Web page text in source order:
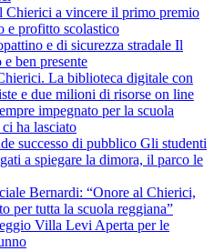
Chierici a vincere il primo premio
e profitto scolastico
e di sicurezza stradale Il
ben presente
La biblioteca digitale con
e due milioni di risorse on line
impegnato per la scuola
ha lasciato
successo di pubblico Gli studenti
a spiegare la dimora, il parco le
Bernardi: “Onore al Chierici,
per tutta la scuola reggiana”
Villa Levi Aperta per le